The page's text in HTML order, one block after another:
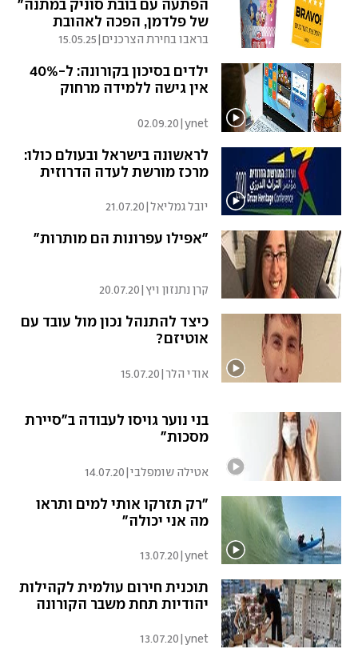
הפתעה עם בובת סוניק במתנה"
של פלדמן, הפכה לאהובת
הילדים
בראבו בחירת הצרכנים 15.05.25
ילדים בסיכון בקורונה: ל-40%
אין גישה ללמידה מרחוק
ynet
|
02.09.20
לראשונה בישראל ובעולם כולו:
מרכז מורשת לעדה הדרוזית
יובל גמליאל|
21.07.20
"אפילו עפרונות הם מותרות"
קרן נתנזון ויץ 20.07.20
כיצד להתנהל נכון מול עובד עם
אוטיזם?
אודי הלר|
15.07.20
בני נוער גויסו לעבודה ב"סיירת
מסכות"
אטילה שומפלבי|
14.07.20
"רק תזרקו אותי למים ותראו
מה אני יכולה"
ynet
|
13.07.20
תוכנית חירום עולמית לקהילות
יהודיות תחת משבר הקורונה
ynet
|
13.07.20